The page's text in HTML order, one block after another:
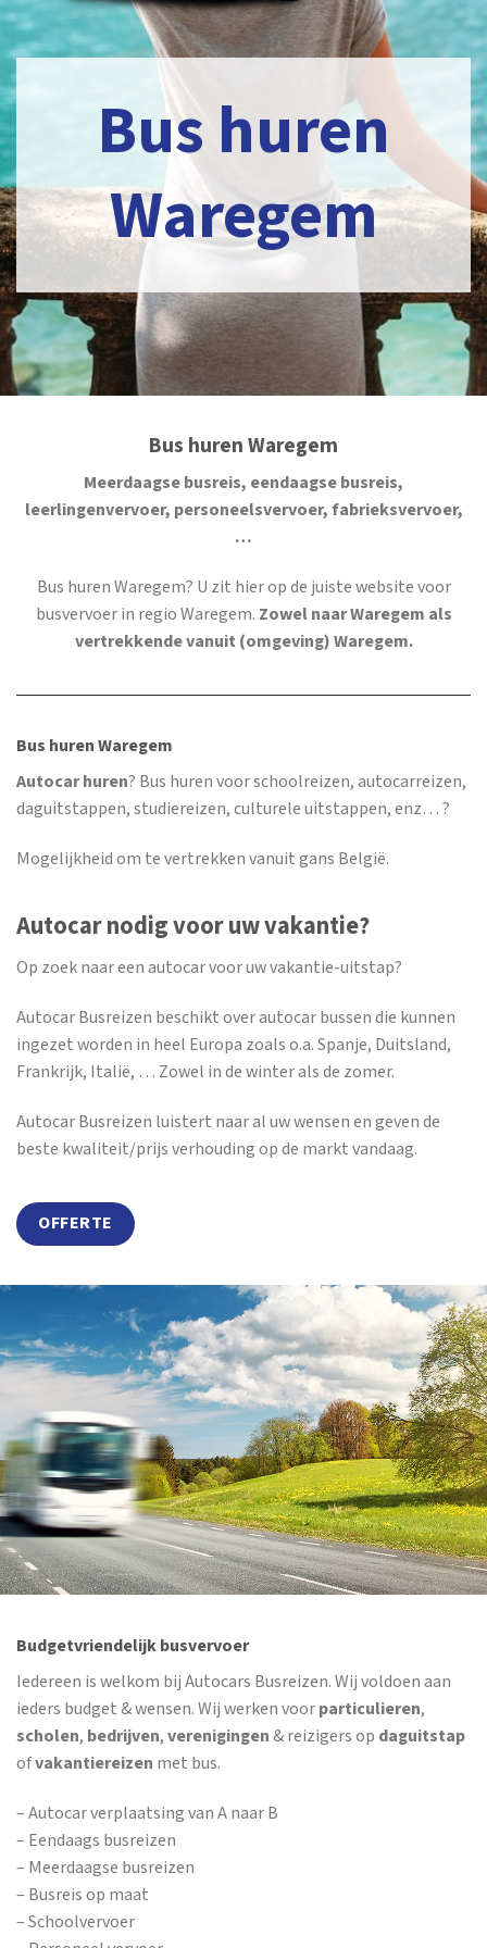
Bus huren
Waregem
Bus huren Waregem
Meerdaagse busreis, eendaagse busreis,
leerlingenvervoer, personeelsvervoer, fabrieksvervoer,
…
Bus huren Waregem? U zit hier op de juiste website voor
busvervoer in regio Waregem. Zowel naar Waregem als
vertrekkende vanuit (omgeving) Waregem.
Bus huren Waregem
Autocar huren? Bus huren voor schoolreizen, autocarreizen,
daguitstappen, studiereizen, culturele uitstappen, enz… ?
Mogelijkheid om te vertrekken vanuit gans België.
Autocar nodig voor uw vakantie?
Op zoek naar een autocar voor uw vakantie-uitstap?
Autocar Busreizen beschikt over autocar bussen die kunnen
ingezet worden in heel Europa zoals o.a. Spanje, Duitsland,
Frankrijk, Italië, … Zowel in de winter als de zomer.
Autocar Busreizen luistert naar al uw wensen en geven de
beste kwaliteit/prijs verhouding op de markt vandaag.
OFFERTE
Budgetvriendelijk busvervoer
Iedereen is welkom bij Autocars Busreizen. Wij voldoen aan
ieders budget & wensen. Wij werken voorparticulieren,
scholen, bedrijven,verenigingen& reizigers op daguitstap
ofvakantiereizen met bus.
– Autocar verplaatsing van A naar B
– Eendaags busreizen
– Meerdaagse busreizen
– Busreis op maat
– Schoolvervoer